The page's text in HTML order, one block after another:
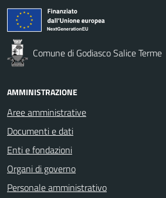
Comune di Godiasco Salice Terme
AMMINISTRAZIONE
Aree amministrative
Documenti e dati
Enti e fondazioni
Organi di governo
Personale amministrativo